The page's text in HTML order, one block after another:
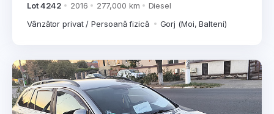
Lot 4242 2016 277,000 km
Diesel
Vânzător privat / Persoană fizică
Gorj (Moi, Balteni)